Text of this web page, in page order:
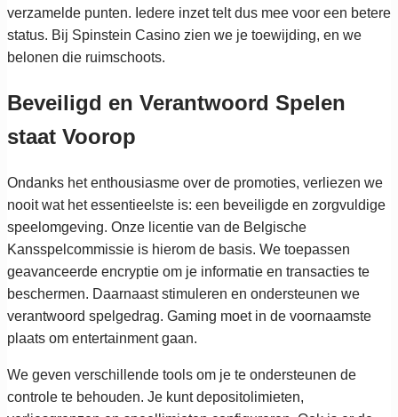
verzamelde punten. Iedere inzet telt dus mee voor een betere
status. Bij Spinstein Casino zien we je toewijding, en we
belonen die ruimschoots.
Beveiligd en Verantwoord Spelen
staat Voorop
Ondanks het enthousiasme over de promoties, verliezen we
nooit wat het essentieelste is: een beveiligde en zorgvuldige
speelomgeving. Onze licentie van de Belgische
Kansspelcommissie is hierom de basis. We toepassen
geavanceerde encryptie om je informatie en transacties te
beschermen. Daarnaast stimuleren en ondersteunen we
verantwoord spelgedrag. Gaming moet in de voornaamste
plaats om entertainment gaan.
We geven verschillende tools om je te ondersteunen de
controle te behouden. Je kunt depositolimieten,